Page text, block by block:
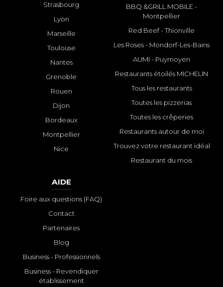
Strasbourg
Lyon
Marseille
Toulouse
Nantes
Grenoble
Rouen
Dijon
Bordeaux
Montpellier
Nice
BBQ &GRILL MOBILE -
Montpellier
Red Beef - Thionville
Les Roses - Mondorf-Les-Bains
AUMI - Puymoyen
Restaurants étoilés MICHELIN
Tous les restaurants
Toutes les pizzerias
Toutes les crêperies
Restaurants autour de moi
Trouvez votre restaurant idéal
Restaurant du mois
AIDE
Foire aux questions (FAQ)
Contact
Partenaires
Blog
Business - Professionnels
Business - Revendiquer
établissement